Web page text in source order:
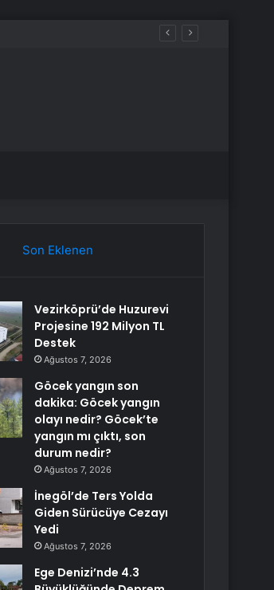
Son Eklenen
Vezirköprü’de Huzurevi
Projesine 192 Milyon TL
Destek
Ağustos 7, 2026
Göcek yangın son
dakika: Göcek yangın
olayı nedir? Göcek’te
yangın mı çıktı, son
durum nedir?
Ağustos 7, 2026
İnegöl’de Ters Yolda
Giden Sürücüye Cezayı
Yedi
Ağustos 7, 2026
Ege Denizi’nde 4.3